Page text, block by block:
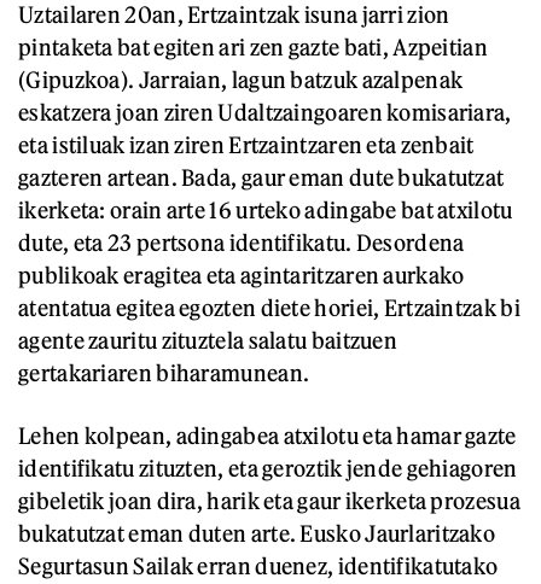
Uztailaren 20an, Ertzaintzak isuna jarri zion
pintaketa bat egiten ari zen gazte bati, Azpeitian
(Gipuzkoa). Jarraian, lagun batzuk azalpenak
eskatzera joan ziren Udaltzaingoaren komisariara,
eta istiluak izan ziren Ertzaintzaren eta zenbait
gazteren artean. Bada, gaur eman dute bukatutzat
ikerketa: orain arte 16 urteko adingabe bat atxilotu
dute, eta 23 pertsona identifikatu. Desordena
publikoak eragitea eta agintaritzaren aurkako
atentatua egitea egozten diete horiei, Ertzaintzak bi
agente zauritu zituztela salatu baitzuen
gertakariaren biharamunean.
Lehen kolpean, adingabea atxilotu eta hamar gazte
identifikatu zituzten, eta geroztik jende gehiagoren
gibeletik joan dira, harik eta gaur ikerketa prozesua
bukatutzat eman duten arte. Eusko Jaurlaritzako
Segurtasun Sailak erran duenez, identifikatutako